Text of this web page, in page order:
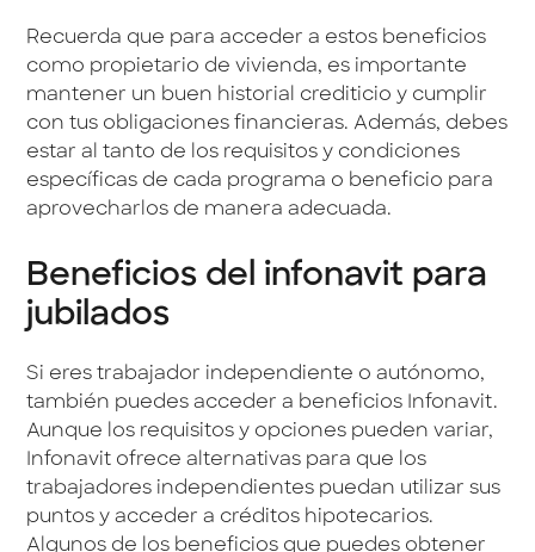
Recuerda que para acceder a estos beneficios
como propietario de vivienda, es importante
mantener un buen historial crediticio y cumplir
con tus obligaciones financieras. Además, debes
estar al tanto de los requisitos y condiciones
específicas de cada programa o beneficio para
aprovecharlos de manera adecuada.
Beneficios del infonavit para
jubilados
Si eres trabajador independiente o autónomo,
también puedes acceder a beneficios Infonavit.
Aunque los requisitos y opciones pueden variar,
Infonavit ofrece alternativas para que los
trabajadores independientes puedan utilizar sus
puntos y acceder a créditos hipotecarios.
Algunos de los beneficios que puedes obtener